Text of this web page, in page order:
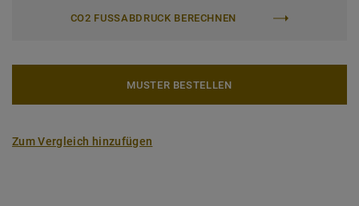
CO2 FUSSABDRUCK BERECHNEN
MUSTER BESTELLEN
Zum Vergleich hinzufügen